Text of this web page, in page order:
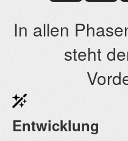
In allen
steht
Entwicklung